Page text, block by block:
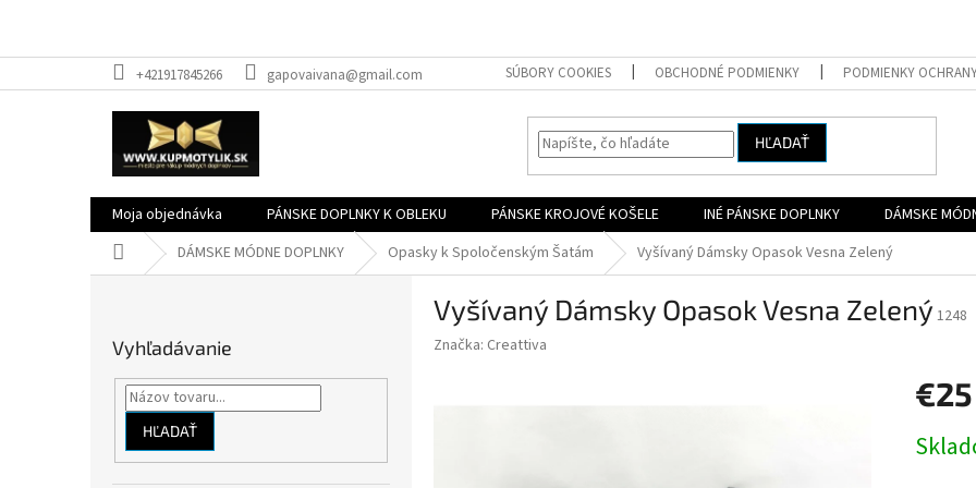
na
+421917845266 gapovaivana@gmail.com SÚBORY COOKIES OBCHODNÉ PODMIENKY PODMIENKY
HĽADAŤ
Moja objednávka PÁNSKE DOPLNKY K OBLEKU PÁNSKE KROJOVÉ KOŠELE INÉ PÁNSKE DOPLNKY DÁMSKE
DomovDÁMSKE MÓDNE DOPLNKY Opasky k Spoločenským Šatám Vyšívaný Dámsky Opasok Vesna Zelený
Vyhľadávanie
HĽADAŤ
Vyšívaný Dámsky Opasok Vesna Zelený 1248
Značka: Creattiva
€25
cena: